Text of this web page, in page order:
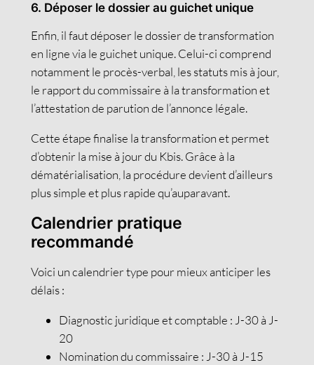
6. Déposer le dossier au guichet unique
Enfin, il faut déposer le dossier de transformation
en ligne via le guichet unique. Celui-ci comprend
notamment le procès-verbal, les statuts mis à jour,
le rapport du commissaire à la transformation et
l’attestation de parution de l’annonce légale.
Cette étape finalise la transformation et permet
d’obtenir la mise à jour du Kbis. Grâce à la
dématérialisation, la procédure devient d’ailleurs
plus simple et plus rapide qu’auparavant.
Calendrier pratique
recommandé
Voici un calendrier type pour mieux anticiper les
délais :
Diagnostic juridique et comptable : J-30 à J-
20
Nomination du commissaire : J-30 à J-15